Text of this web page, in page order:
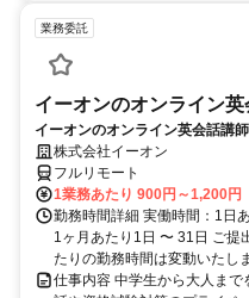
業務委託
イーオンのオンライン
イーオンのオンライン英会話講
株式会社イーオン
フルリモート
1業務あたり 900円～1,200円
勤務時間詳細 実働時間：1日
1ヶ月あたり1日 〜 31日 ご提
たりの勤務時間は変動いたし
仕事内容 中学生から大人ま